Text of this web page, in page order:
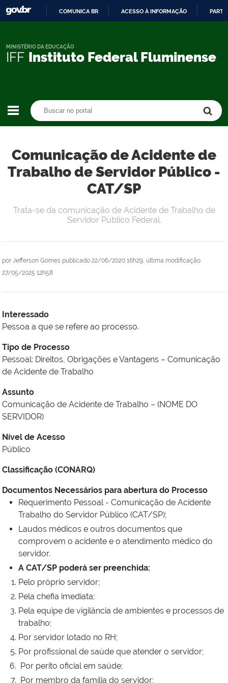
CONTEÚDO
COMUNICA BR ACESSO À INFORMAÇÃO
IFF Instituto Federal Fluminense
MINISTÉRIO DA EDUCAÇÃO
Comunicação de Acidente de
Trabalho de Servidor Público -
CAT/SP
por Jefferson Gomes publicado 22/06/2020 16h29, última modificação
27/05/2025 12h58
Trata-se da comunicação de Acidente de Trabalho de
Servidor Público Federal.
Interessado
Pessoa a que se refere ao processo.
Tipo de Processo
Pessoal: Direitos, Obrigações e Vantagens – Comunicação
de Acidente de Trabalho
Assunto
Comunicação de Acidente de Trabalho – (NOME DO
SERVIDOR)
Nível de Acesso
Público
Classificação (CONARQ)
Documentos Necessários para abertura do Processo
Requerimento Pessoal - Comunicação de Acidente
Trabalho do Servidor Público (CAT/SP);
Laudos médicos e outros documentos que
comprovem o acidente e o atendimento médico do
servidor.
A CAT/SP poderá ser preenchida:
Pelo próprio servidor;
Pela chefia imediata;
Pela equipe de vigilância de ambientes e processos de
trabalho;
Por servidor lotado no RH;
Por profissional de saúde que atender o servidor;
Por perito oficial em saúde;
Por membro da família do servidor;